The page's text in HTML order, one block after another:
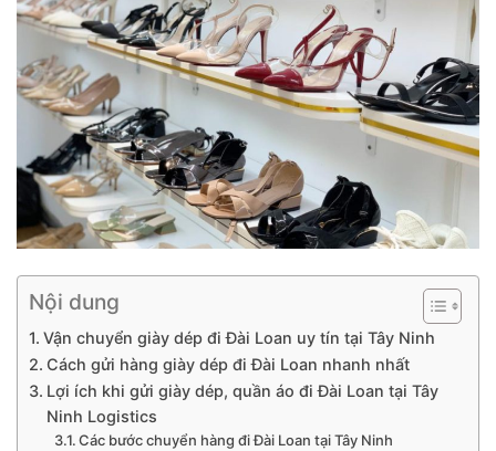
Nội dung
Vận chuyển giày dép đi Đài Loan uy tín tại Tây Ninh
Cách gửi hàng giày dép đi Đài Loan nhanh nhất
Lợi ích khi gửi giày dép, quần áo đi Đài Loan tại Tây
Ninh Logistics
Các bước chuyển hàng đi Đài Loan tại Tây Ninh